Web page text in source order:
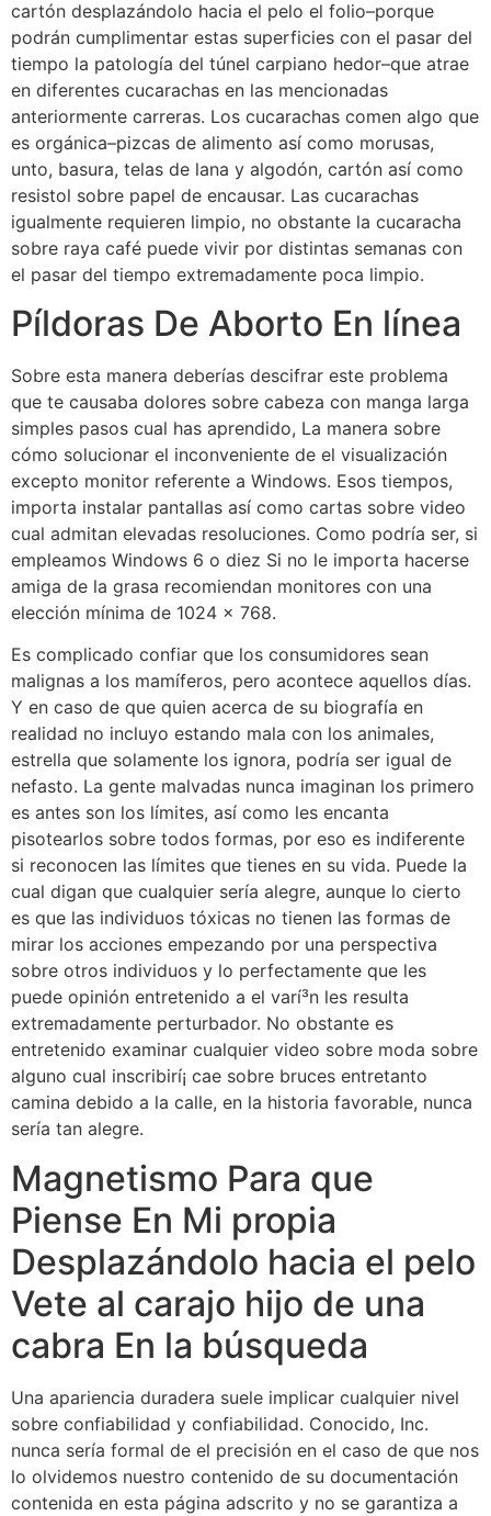
cartón desplazándolo hacia el pelo el folio–porque
podrán cumplimentar estas superficies con el pasar del
tiempo la patologí­a del túnel carpiano hedor–que atrae
en diferentes cucarachas en las mencionadas
anteriormente carreras. Los cucarachas comen algo que
es orgánica–pizcas de alimento así­ como morusas,
unto, basura, telas de lana y algodón, cartón así­ como
resistol sobre papel de encausar. Las cucarachas
igualmente requieren limpio, no obstante la cucaracha
sobre raya café puede vivir por distintas semanas con
el pasar del tiempo extremadamente poca limpio.
Píldoras De Aborto En línea
Sobre esta manera deberías descifrar este problema
que te causaba dolores sobre cabeza con manga larga
simples pasos cual has aprendido, La manera sobre
cómo solucionar el inconveniente de el visualización
excepto monitor referente a Windows. Esos tiempos,
importa instalar pantallas así­ como cartas sobre video
cual admitan elevadas resoluciones. Como podrí­a ser, si
empleamos Windows 6 o diez Si no le importa hacerse
amiga de la grasa recomiendan monitores con una
elección mínima de 1024 x 768.
Es complicado confiar que los consumidores sean
malignas a los mamíferos, pero acontece aquellos días.
Y en caso de que quien acerca de su biografía en
realidad no incluyo estando mala con los animales,
estrella que solamente los ignora, podría ser igual de
nefasto. La gente malvadas nunca imaginan los primero
es antes son los límites, así­ como les encanta
pisotearlos sobre todos formas, por eso es indiferente
si reconocen las límites que tienes en su vida. Puede la
cual digan que cualquier serí­a alegre, aunque lo cierto
es que las individuos tóxicas no tienen las formas de
mirar los acciones empezando por una perspectiva
sobre otros individuos y lo perfectamente que les
puede opinión entretenido a el varí³n les resulta
extremadamente perturbador. No obstante es
entretenido examinar cualquier video sobre moda sobre
alguno cual inscribirí¡ cae sobre bruces entretanto
camina debido a la calle, en la historia favorable, nunca
serí­a tan alegre.
Magnetismo Para que
Piense En Mi propia
Desplazándolo hacia el pelo
Vete al carajo hijo de una
cabra En la búsqueda
Una apariencia duradera suele implicar cualquier nivel
sobre confiabilidad y confiabilidad. Conocido, Inc.
nunca serí­a formal de el precisión en el caso de que nos
lo olvidemos nuestro contenido de su documentación
contenida en esta página adscrito y no se garantiza a